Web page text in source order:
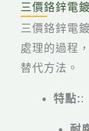
三價鉻鋅電鍍
三價鉻鋅電
處理的過程
替代方法。
特點::